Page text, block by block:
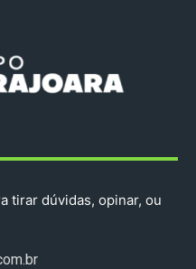
tirar dúvidas, opinar, ou